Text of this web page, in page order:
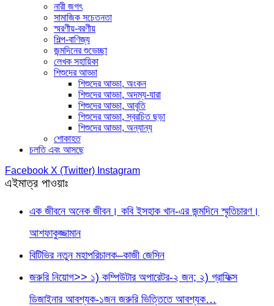
নারী জগৎ
সামাজিক সচেতনতা
স্মরণীয়-বরণীয়
শিল্প-বাণিজ্য
জন্মদিনের শুভেচ্ছা
লেখক সহায়িকা
শিশুদের আড্ডা
শিশুদের আড্ডা, অংকন
শিশুদের আড্ডা, অদম্য-যারা
শিশুদের আড্ডা, আবৃতি
শিশুদের আড্ডা, স্বরচিত ছড়া
শিশুদের আড্ডা, অন্যান্য
শোকাহত
চলতি এবং আসছে
Facebook X (Twitter) Instagram
এইমাত্র পাওয়াঃ
এক জীবনে অনেক জীবন। কবি ইসহাক খান-এর জন্মদিনে স্মৃতিচারণ।
আশফাকুজ্জামান
বিটিভির নতুন মহাপরিচালক–কাজী জেসিন
জরুরি নিয়োগ>> ১) কম্পিউটার অপারেটর-২ জন; ২) গ্রাফিক্স
ডিজাইনার আবশ্যক-১জন জরুরি ভিত্তিতে আবশ্যক…